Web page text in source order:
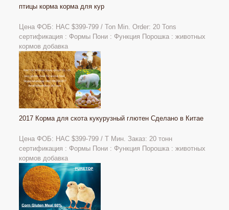
птицы корма корма для кур
Цена ФОБ: НАС $399-799 / Ton Min. Order: 20 Tons
сертификация : Формы Пони : Функция Порошка : животных
кормов добавка
2017 Корма для скота кукурузный глютен Сделано в Китае
Цена ФОБ: НАС $399-799 / Т Мин. Заказ: 20 тонн
сертификация : Формы Пони : Функция Порошка : животных
кормов добавка